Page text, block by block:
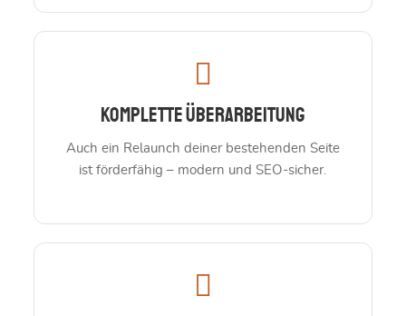
Komplette Überarbeitung
Auch ein Relaunch deiner bestehenden Seite
ist förderfähig – modern und SEO-sicher.